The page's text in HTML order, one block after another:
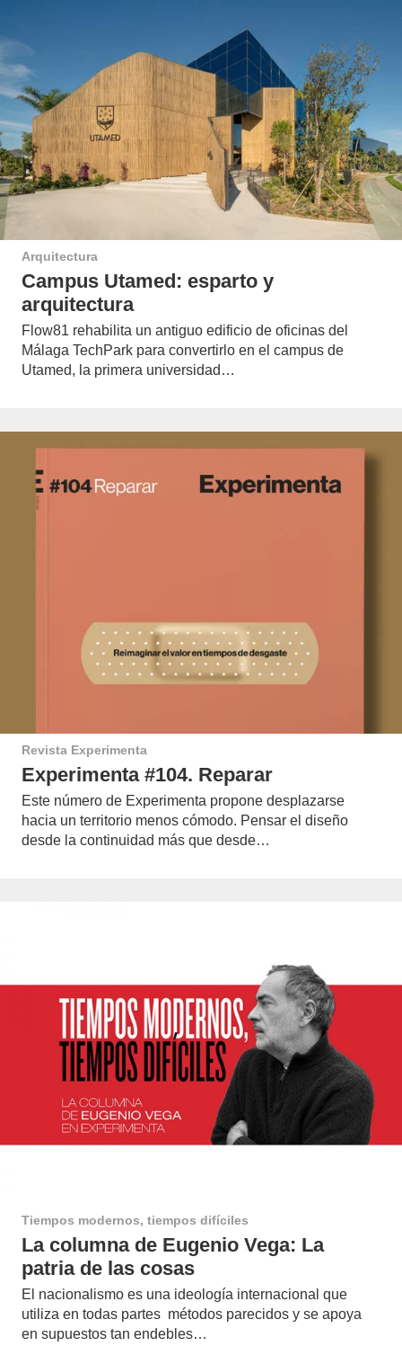
Arquitectura
Campus Utamed: esparto y
arquitectura
Flow81 rehabilita un antiguo edificio de oficinas del
Málaga TechPark para convertirlo en el campus de
Utamed, la primera universidad…
Revista Experimenta
Experimenta #104. Reparar
Este número de Experimenta propone desplazarse
hacia un territorio menos cómodo. Pensar el diseño
desde la continuidad más que desde…
Tiempos modernos, tiempos difíciles
La columna de Eugenio Vega: La
patria de las cosas
El nacionalismo es una ideología internacional que
utiliza en todas partes métodos parecidos y se apoya
en supuestos tan endebles…